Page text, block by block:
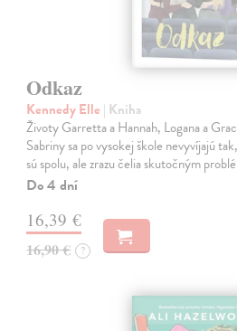
Odkaz
Kennedy Elle | Kniha
Životy Garretta a Hannah, Logana a
Sabriny sa po vysokej škole nevyvíjajú
sú spolu, ale zrazu čelia skutočným
Do 4 dní
16,39 €
16,90 € ?